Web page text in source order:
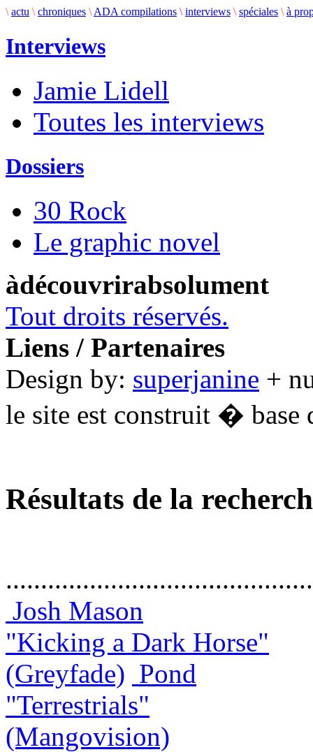
\ actu \ chroniques \ ADA compilations \ interviews \ spéciales \ à
Interviews
Jamie Lidell
Toutes les interviews
Dossiers
30 Rock
Le graphic novel
àdécouvrirabsolument
Tout droits réservés.
Liens / Partenaires
Design by: superjanine +
le site est construit � base
Résultats de la
Josh Mason
"Kicking a Dark Horse"
(Greyfade) Pond
"Terrestrials"
(Mangovision)